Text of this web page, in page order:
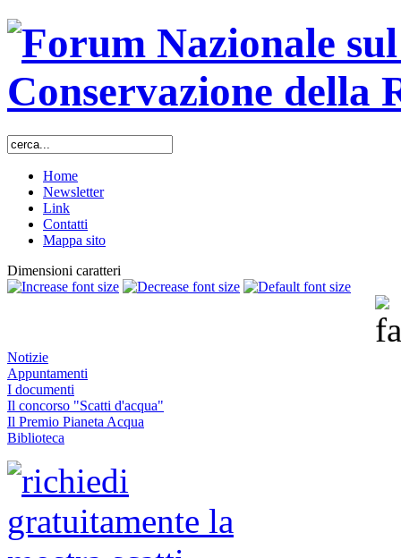
Home
Newsletter
Link
Contatti
Mappa sito
Dimensioni caratteri
Notizie
Appuntamenti
I documenti
Il concorso "Scatti d'acqua"
Il Premio Pianeta Acqua
Biblioteca